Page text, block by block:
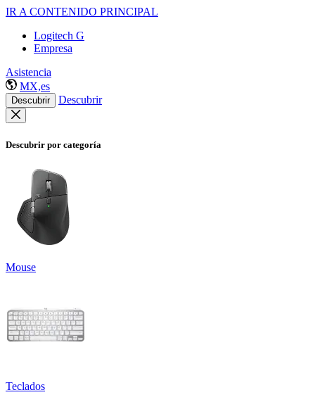
IR A CONTENIDO PRINCIPAL
Logitech G
Empresa
Asistencia
MX,es
Descubrir Descubrir
Descubrir por categoría
Mouse
Teclados